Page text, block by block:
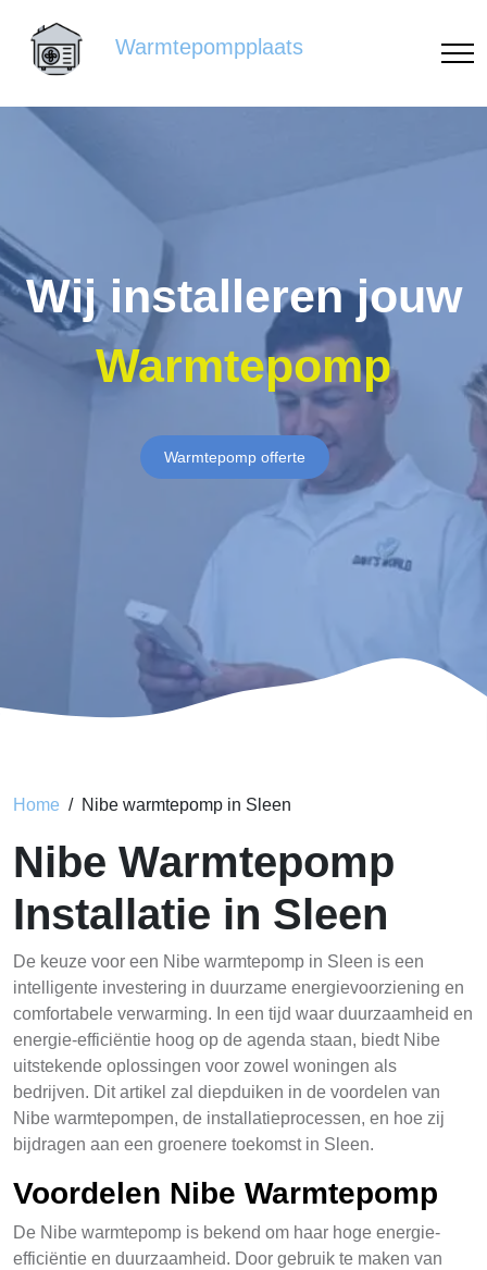
Warmtepompplaats
Wij installeren jouw
Warmtepomp
Warmtepomp offerte
Home Nibe warmtepomp in Sleen
Nibe Warmtepomp
Installatie in Sleen
De keuze voor een Nibe warmtepomp in Sleen is een
intelligente investering in duurzame energievoorziening en
comfortabele verwarming. In een tijd waar duurzaamheid en
energie-efficiëntie hoog op de agenda staan, biedt Nibe
uitstekende oplossingen voor zowel woningen als
bedrijven. Dit artikel zal diepduiken in de voordelen van
Nibe warmtepompen, de installatieprocessen, en hoe zij
bijdragen aan een groenere toekomst in Sleen.
Voordelen Nibe Warmtepomp
De Nibe warmtepomp is bekend om haar hoge energie-
efficiëntie en duurzaamheid. Door gebruik te maken van